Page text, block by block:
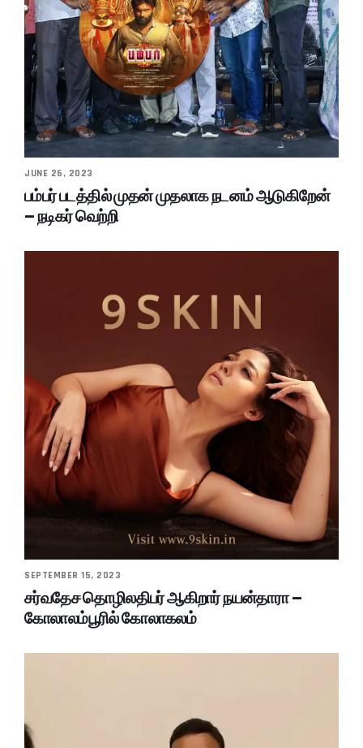
JUNE 26, 2023
பம்பர் படத்தில் முதன் முதலாக நடனம் ஆடுகிறேன்
– நடிகர் வெற்றி
SEPTEMBER 15, 2023
சர்வதேச தொழிலதிபர் ஆகிறார் நயன்தாரா –
கோலாலம்பூரில் கோலாகலம்